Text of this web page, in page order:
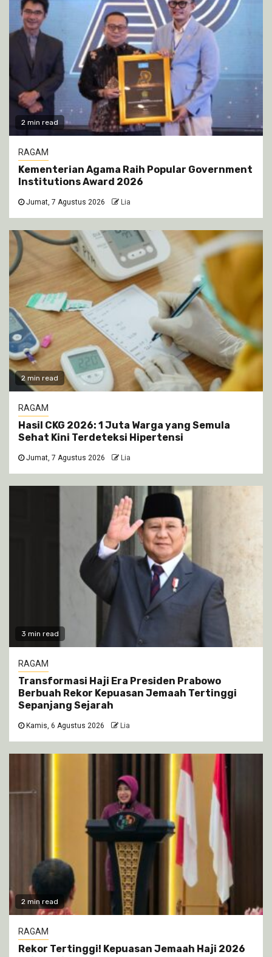
2 min read
RAGAM
Kementerian Agama Raih Popular Government
Institutions Award 2026
Jumat, 7 Agustus 2026 Lia
2 min read
RAGAM
Hasil CKG 2026: 1 Juta Warga yang Semula
Sehat Kini Terdeteksi Hipertensi
Jumat, 7 Agustus 2026 Lia
3 min read
RAGAM
Transformasi Haji Era Presiden Prabowo
Berbuah Rekor Kepuasan Jemaah Tertinggi
Sepanjang Sejarah
Kamis, 6 Agustus 2026 Lia
2 min read
RAGAM
Rekor Tertinggi! Kepuasan Jemaah Haji 2026